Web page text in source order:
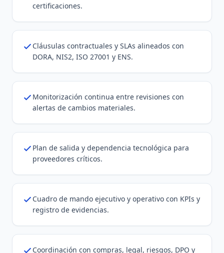
certificaciones.
Cláusulas contractuales y SLAs alineados con
DORA, NIS2, ISO 27001 y ENS.
Monitorización continua entre revisiones con
alertas de cambios materiales.
Plan de salida y dependencia tecnológica para
proveedores críticos.
Cuadro de mando ejecutivo y operativo con KPIs y
registro de evidencias.
Coordinación con compras, legal, riesgos, DPO y